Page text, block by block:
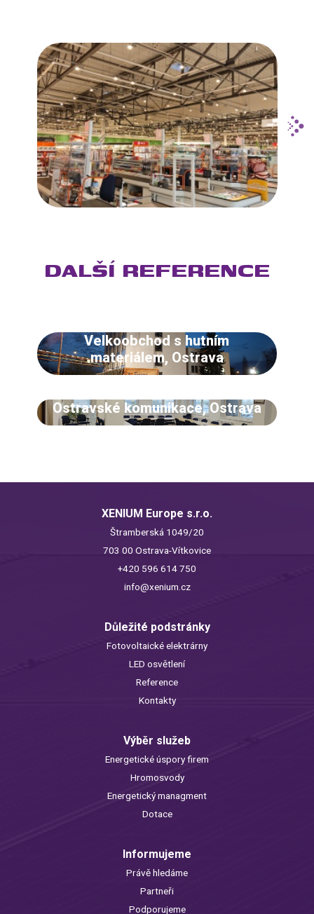
DALŠÍ REFERENCE
Velkoobchod s hutním
materiálem, Ostrava
Ostravské komunikace, Ostrava
XENIUM Europe s.r.o.
Štramberská 1049/20
703 00 Ostrava-Vítkovice
+420 596 614 750
info@xenium.cz
Důležité podstránky
Fotovoltaické elektrárny
LED osvětlení
Reference
Kontakty
Výběr služeb
Energetické úspory firem
Hromosvody
Energetický managment
Dotace
Informujeme
Právě hledáme
Partneři
Podporujeme